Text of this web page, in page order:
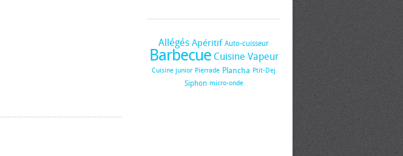
Allégés Apéritif Auto-cuisseur
Barbecue Cuisine Vapeur
Cuisine junior Pierrade Plancha Ptit-Dej
Siphon micro-onde